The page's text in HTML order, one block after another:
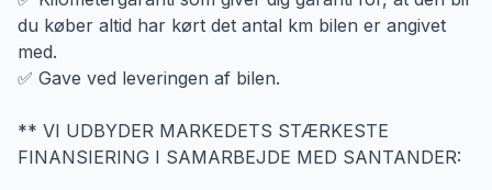
du køber altid har kørt det antal km bilen er angivet
med.
✅ Gave ved leveringen af bilen.
** VI UDBYDER MARKEDETS STÆRKESTE
FINANSIERING I SAMARBEJDE MED SANTANDER: